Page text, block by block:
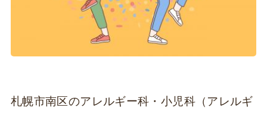
札幌市南区のアレルギー科・小児科（アレルギ